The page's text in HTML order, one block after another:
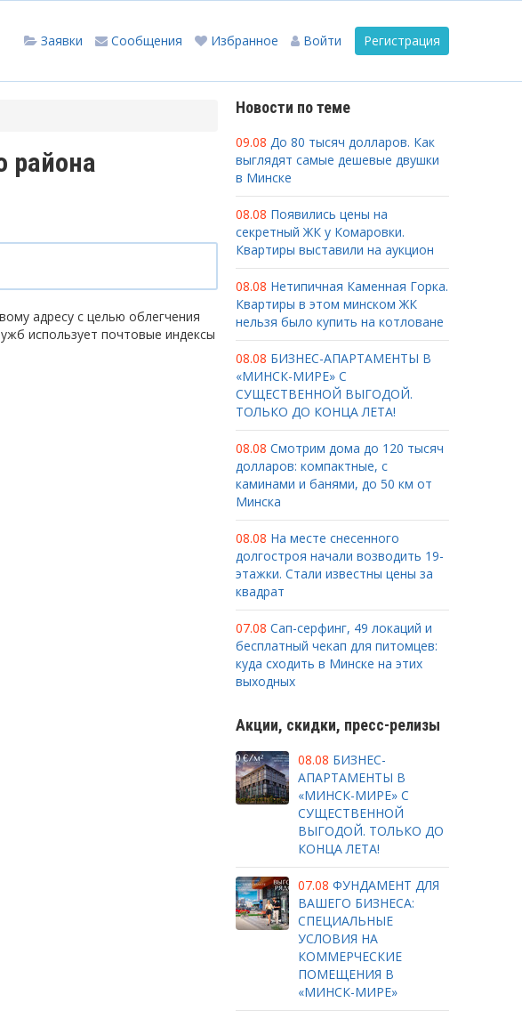
Регистрация
Войти
Избранное
Сообщения
Заявки
района
адресу с целью облегчения
использует почтовые индексы
Новости по теме
09.08 До 80 тысяч долларов. Как
выглядят самые дешевые двушки
в Минске
08.08 Появились цены на
секретный ЖК у Комаровки.
Квартиры выставили на аукцион
08.08 Нетипичная Каменная Горка.
Квартиры в этом минском ЖК
нельзя было купить на котловане
08.08 БИЗНЕС-АПАРТАМЕНТЫ В
«МИНСК-МИРЕ» С
СУЩЕСТВЕННОЙ ВЫГОДОЙ.
ТОЛЬКО ДО КОНЦА ЛЕТА!
08.08 Смотрим дома до 120 тысяч
долларов: компактные, с
каминами и банями, до 50 км от
Минска
08.08 На месте снесенного
долгостроя начали возводить 19-
этажки. Стали известны цены за
квадрат
07.08 Сап-серфинг, 49 локаций и
бесплатный чекап для питомцев:
куда сходить в Минске на этих
выходных
Акции, скидки, пресс-релизы
08.08 БИЗНЕС-
АПАРТАМЕНТЫ В
«МИНСК-МИРЕ» С
СУЩЕСТВЕННОЙ
ВЫГОДОЙ. ТОЛЬКО ДО
КОНЦА ЛЕТА!
07.08 ФУНДАМЕНТ ДЛЯ
ВАШЕГО БИЗНЕСА:
СПЕЦИАЛЬНЫЕ
УСЛОВИЯ НА
КОММЕРЧЕСКИЕ
ПОМЕЩЕНИЯ В
«МИНСК-МИРЕ»